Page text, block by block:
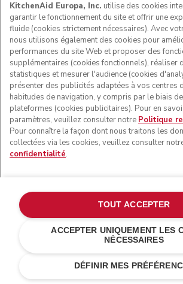
Économies de
coûts € 32,78
RECEVOIR
Livraison standard gratuite pour
supérieure à 50 €
Paiement 100% sécurisé
Bénéficiez de 5 % de
vous inscrivant à nos
nos offres
KitchenAid Europa, Inc. utilise des cookies
garantir le fonctionnement du site et offrir une
fluide (cookies strictement nécessaires). Avec
nous utilisons également des cookies pour
performances du site Web et proposer des
supplémentaires (cookies fonctionnels), réaliser
statistiques et mesurer l'audience (cookies
présenter des publicités adaptées à vos centres
habitudes de navigation, y compris par le biais
plateformes (cookies publicitaires). Pour en
paramètres, veuillez consulter notre Politique
Pour connaître la façon dont nous traitons les
collectées via les cookies, veuillez consulter
confidentialité.
DÉFINIR MES
ACCEPTER UNIQUEMENT LES
NÉCESSAIRES
TOUT ACCEPTER